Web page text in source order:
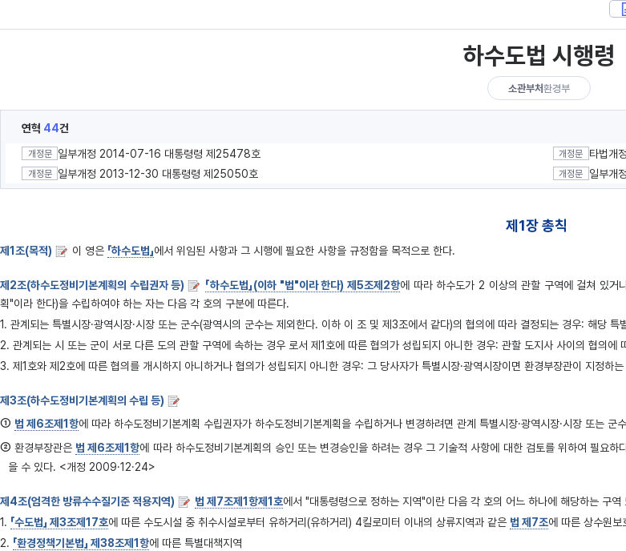
하수도법 시행령
소관부처환경부
연혁 44건
개정문 일부개정 2014-07-16 대통령령 제25478호 개정문 타법개
개정문 일부개정 2013-12-30 대통령령 제25050호 개정문 일부개
제1장 총칙
제1조(목적) 이 영은 「하수도법」에서 위임된 사항과 그 시행에 필요한 사항을 규정함을 목적으로 한다.
제2조(하수도정비기본계획의 수립권자 등) 「하수도법」(이하 "법"이라 한다) 제5조제2항에 따라 하수도가 2 이상의 관할 구역에 걸쳐 있거
획"이라 한다)을 수립하여야 하는 자는 다음 각 호의 구분에 따른다.
1. 관계되는 특별시장·광역시장·시장 또는 군수(광역시의 군수는 제외한다. 이하 이 조 및 제3조에서 같다)의 협의에 따라 결정되는 경우: 해당 특
2. 관계되는 시 또는 군이 서로 다른 도의 관할 구역에 속하는 경우 로서 제1호에 따른 협의가 성립되지 아니한 경우: 관할 도지사 사이의 협의에
3. 제1호와 제2호에 따른 협의를 개시하지 아니하거나 협의가 성립되지 아니한 경우: 그 당사자가 특별시장·광역시장이면 환경부장관이 지정하
제3조(하수도정비기본계획의 수립 등)
① 법 제6조제1항에 따라 하수도정비기본계획 수립권자가 하수도정비기본계획을 수립하거나 변경하려면 관계 특별시장·광역시장·시장 또는 군
② 환경부장관은 법 제6조제1항에 따라 하수도정비기본계획의 승인 또는 변경승인을 하려는 경우 그 기술적 사항에 대한 검토를 위하여 필요하
을 수 있다. <개정 2009·12·24>
제4조(엄격한 방류수수질기준 적용지역) 법 제7조제1항제1호에서 "대통령령으로 정하는 지역"이란 다음 각 호의 어느 하나에 해당하는
1. 「수도법」 제3조제17호에 따른 수도시설 중 취수시설로부터 유하거리(유하거리) 4킬로미터 이내의 상류지역과 같은 법 제7조에 따른 상수원보
2. 「환경정책기본법」 제38조제1항에 따른 특별대책지역